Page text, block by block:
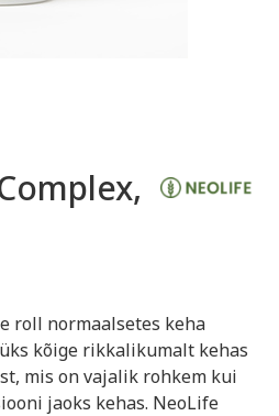
roll normaalsetes keha
kõige rikkalikumalt kehas
mis on vajalik rohkem kui
jaoks kehas. NeoLife